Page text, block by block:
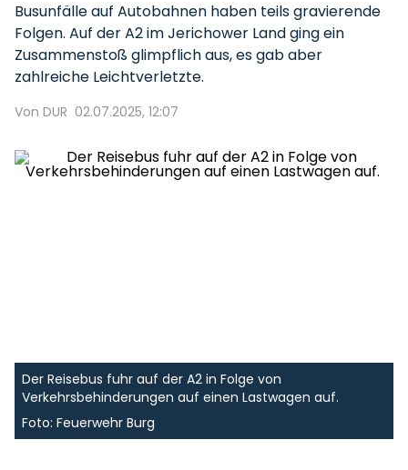
Busunfälle auf Autobahnen haben teils gravierende
Folgen. Auf der A2 im Jerichower Land ging ein
Zusammenstoß glimpflich aus, es gab aber
zahlreiche Leichtverletzte.
Von DUR 02.07.2025, 12:07
Der Reisebus fuhr auf der A2 in Folge von
Verkehrsbehinderungen auf einen Lastwagen auf.
Foto: Feuerwehr Burg